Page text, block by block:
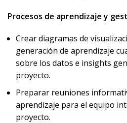
Procesos de aprendizaje y
Crear diagramas de
generación de aprendizaje
sobre los datos e insights
proyecto.
Preparar reuniones
aprendizaje para el equipo
proyecto.